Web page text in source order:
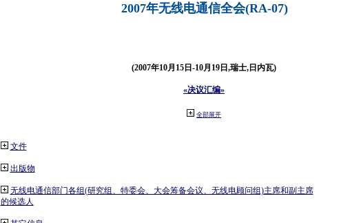
2007年无线电通信全会(RA-07)
(2007年10月15日-10月19日,瑞士,日内瓦)
«决议汇编»
全部展开
文件
出版物
无线电通信部门各组(研究组、特委会、大会筹备会议、无线电顾问组)主席和副主席
的候选人